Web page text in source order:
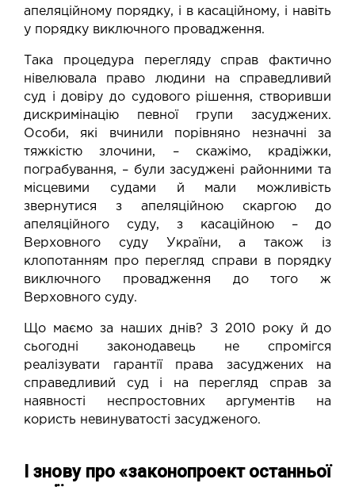
апеляційному порядку, і в касаційному, і навіть
у порядку виключного провадження.
Така процедура перегляду справ фактично
нівелювала право людини на справедливий
суд і довіру до судового рішення, створивши
дискримінацію певної групи засуджених.
Особи, які вчинили порівняно незначні за
тяжкістю злочини, – скажімо, крадіжки,
пограбування, – були засуджені районними та
місцевими судами й мали можливість
звернутися з апеляційною скаргою до
апеляційного суду, з касаційною – до
Верховного суду України, а також із
клопотанням про перегляд справи в порядку
виключного провадження до того ж
Верховного суду.
Що маємо за наших днів? З 2010 року й до
сьогодні законодавець не спромігся
реалізувати гарантії права засуджених на
справедливий суд і на перегляд справ за
наявності неспростовних аргументів на
користь невинуватості засудженого.
І знову про «законопроект останньої